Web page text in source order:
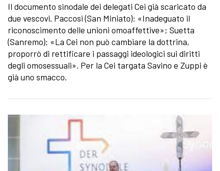
Il documento sinodale dei delegati Cei già scaricato da
due vescovi. Paccosi (San Miniato): «Inadeguato il
riconoscimento delle unioni omoaffettive»; Suetta
(Sanremo): «La Cei non può cambiare la dottrina,
proporrò di rettificare i passaggi ideologici sui diritti
degli omosessuali». Per la Cei targata Savino e Zuppi è
già uno smacco.